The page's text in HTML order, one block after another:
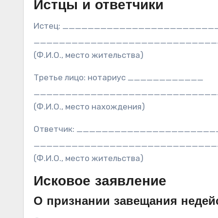
Истцы и ответчики
Истец:
(Ф.И.О., место жительства)
Третье лицо: нотариус ____________
(Ф.И.О., место нахождения)
Ответчик:
(Ф.И.О., место жительства)
Исковое заявление
О признании завещания